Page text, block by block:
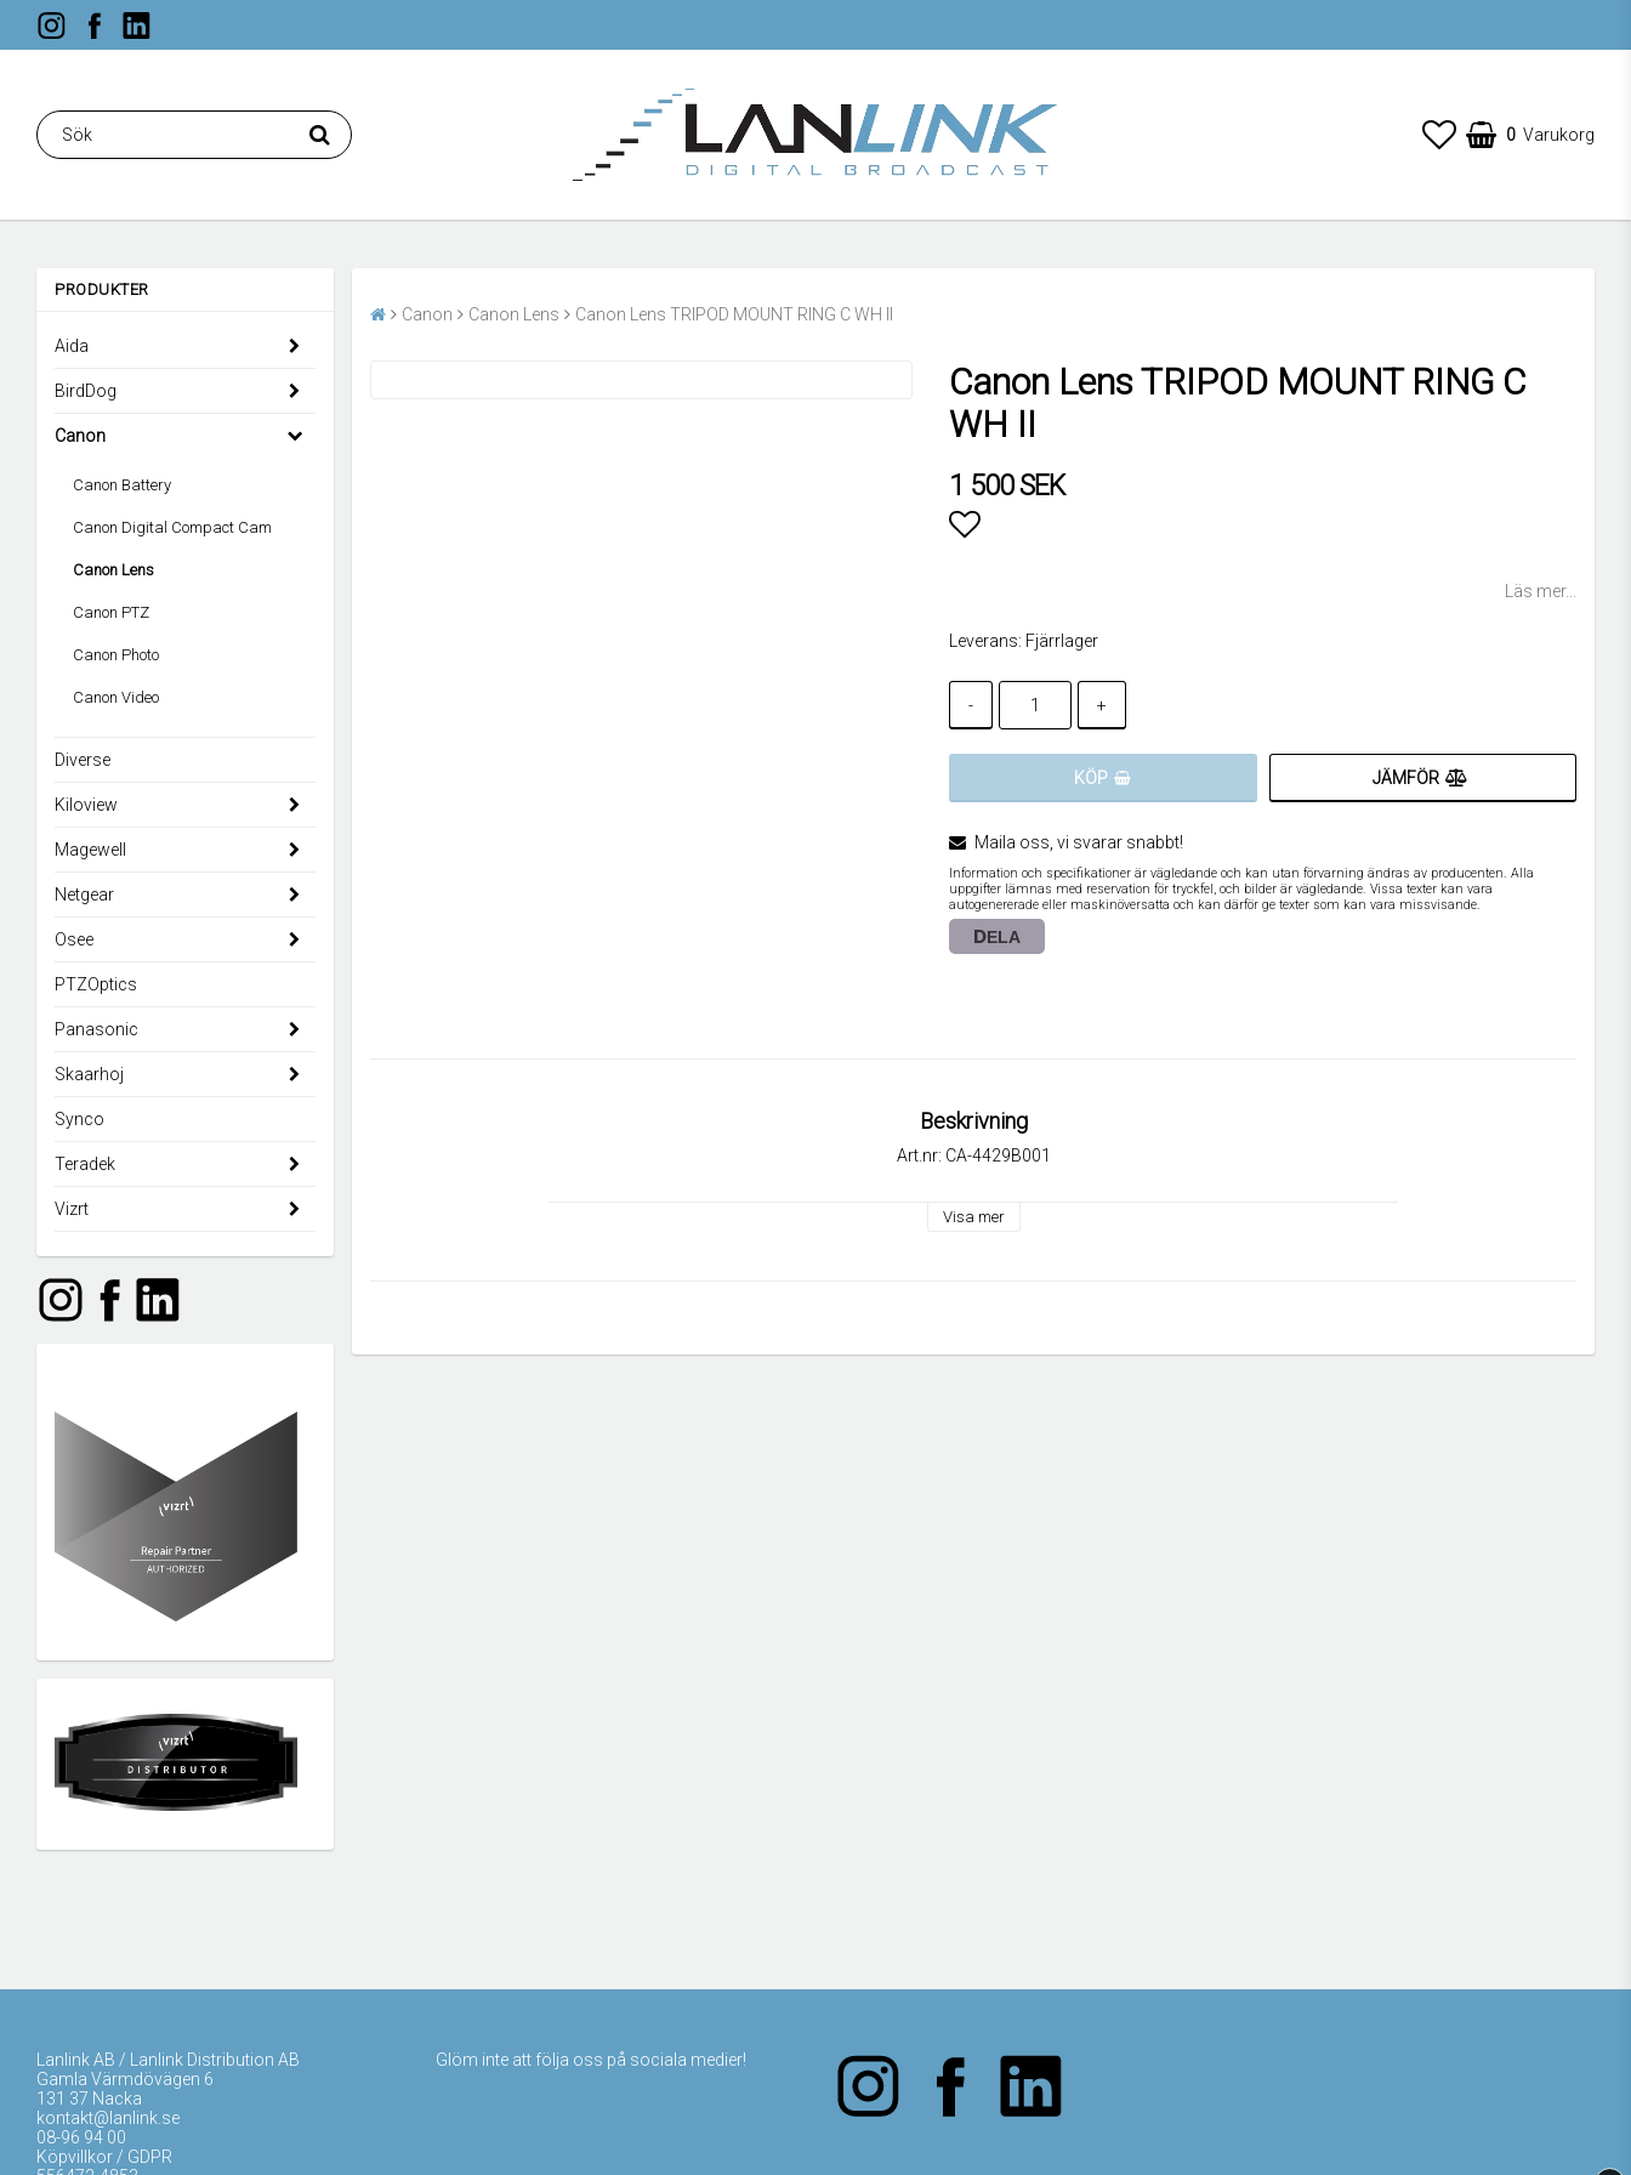
0 Varukorg
PRODUKTER
Aida
BirdDog
Canon
Canon Battery
Canon Digital Compact Cam
Canon Lens
Canon PTZ
Canon Photo
Canon Video
Diverse
Kiloview
Magewell
Netgear
Osee
PTZOptics
Panasonic
Skaarhoj
Synco
Teradek
Vizrt
Canon Canon Lens Canon Lens TRIPOD MOUNT RING C WH II
Canon Lens TRIPOD MOUNT RING C
WH II
1 500 SEK
Läs mer...
Leverans: Fjärrlager
- +
KÖP JÄMFÖR
Maila oss, vi svarar snabbt!
Information och specifikationer är vägledande och kan utan förvarning ändras av producenten. Alla
uppgifter lämnas med reservation för tryckfel, och bilder är vägledande. Vissa texter kan vara
autogenererade eller maskinöversatta och kan därför ge texter som kan vara missvisande.
DELA
Beskrivning
Art.nr: CA-4429B001
Visa mer
Lanlink AB / Lanlink Distribution AB
Gamla Värmdövägen 6
131 37 Nacka
kontakt@lanlink.se
08-96 94 00
Köpvillkor / GDPR
Glöm inte att följa oss på sociala medier!